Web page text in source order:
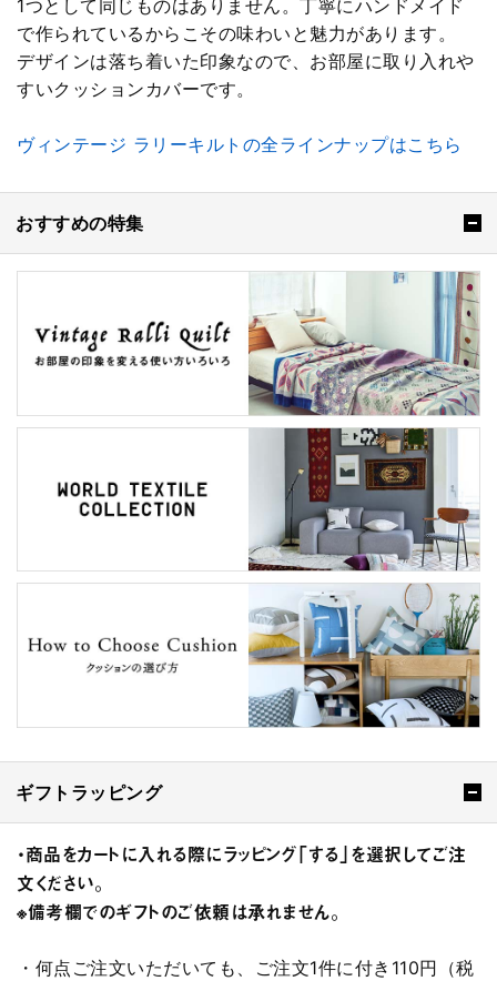
1つとして同じものはありません。丁寧にハンドメイド
で作られているからこその味わいと魅力があります。
デザインは落ち着いた印象なので、お部屋に取り入れや
すいクッションカバーです。
ヴィンテージ ラリーキルトの全ラインナップはこちら
おすすめの特集
ギフトラッピング
・商品をカートに入れる際にラッピング「する」を選択してご注
文ください。
※備考欄でのギフトのご依頼は承れません。
・何点ご注文いただいても、ご注文1件に付き110円（税